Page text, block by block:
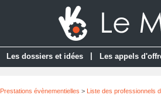
Les dossiers et idées Les appels
Prestations évènementielles > Liste des professionnels